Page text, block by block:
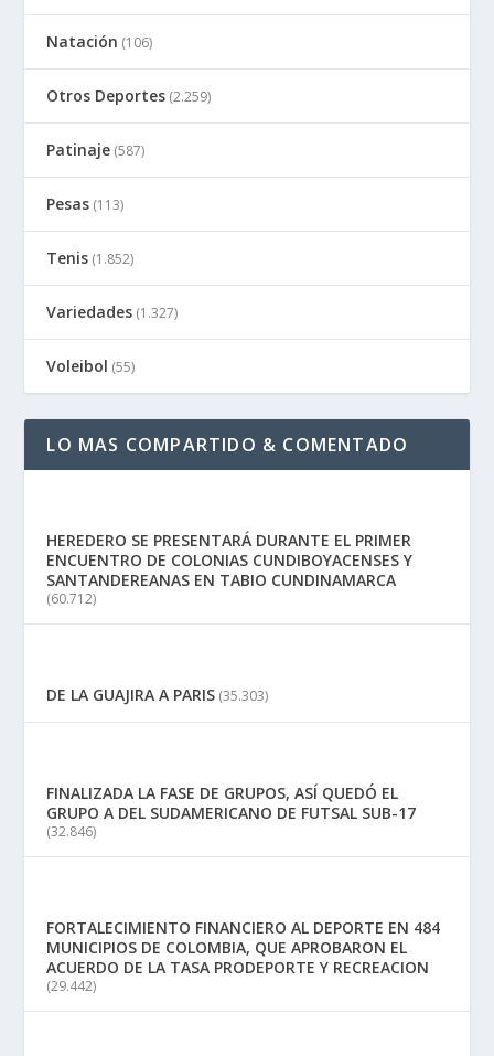
Natación (106)
Otros Deportes (2.259)
Patinaje (587)
Pesas (113)
Tenis (1.852)
Variedades (1.327)
Voleibol (55)
LO MAS COMPARTIDO & COMENTADO
HEREDERO SE PRESENTARÁ DURANTE EL PRIMER
ENCUENTRO DE COLONIAS CUNDIBOYACENSES Y
SANTANDEREANAS EN TABIO CUNDINAMARCA
(60.712)
DE LA GUAJIRA A PARIS (35.303)
FINALIZADA LA FASE DE GRUPOS, ASÍ QUEDÓ EL
GRUPO A DEL SUDAMERICANO DE FUTSAL SUB-17
(32.846)
FORTALECIMIENTO FINANCIERO AL DEPORTE EN 484
MUNICIPIOS DE COLOMBIA, QUE APROBARON EL
ACUERDO DE LA TASA PRODEPORTE Y RECREACION
(29.442)